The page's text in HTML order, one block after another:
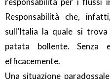
Responsabilità che,
sull’Italia la quale si
patata bollente.
efficacemente.
Una situazione